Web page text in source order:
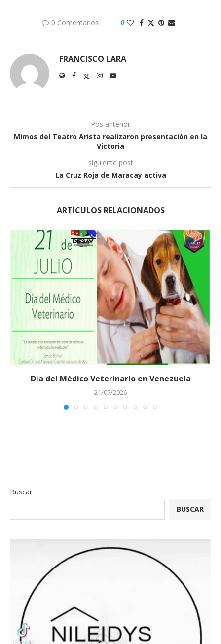
0 Comentarios 0
FRANCISCO LARA
Pos anterior
Mimos del Teatro Arista realizaron presentación en la
Victoria
siguiente post
La Cruz Roja de Maracay activa
ARTÍCULOS RELACIONADOS
Dia del Médico Veterinario en Venezuela
21/07/2026
Buscar
BUSCAR